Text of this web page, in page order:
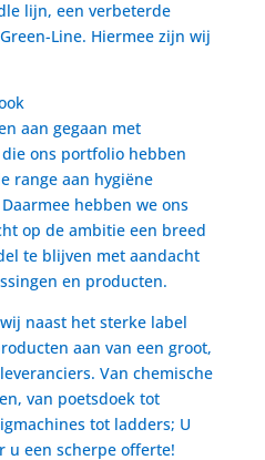
lijn, een verbeterde
Line. Hiermee zijn wij
aan gegaan met
ons portfolio hebben
range aan hygiëne
hebben we ons
op de ambitie een breed
te blijven met aandacht
en producten.
naast het sterke label
aan van een groot,
Van chemische
van poetsdoek tot
tot ladders; U
u een scherpe offerte!